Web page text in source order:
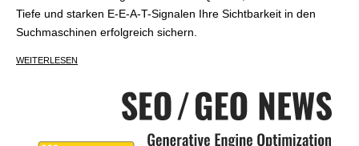
Tiefe und starken E-E-A-T-Signalen Ihre Sichtbarkeit in den
Suchmaschinen erfolgreich sichern.
WEITERLESEN